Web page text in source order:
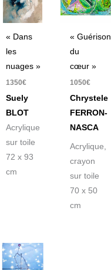
« Dans
les
nuages »
1350€
Suely
BLOT
Acrylique
sur toile
72 x 93
cm
« Guérison
du
cœur »
1050€
Chrystele
FERRON-
NASCA
Acrylique,
crayon
sur toile
70 x 50
cm